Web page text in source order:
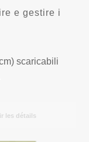
e gestire i
scaricabili
les détails